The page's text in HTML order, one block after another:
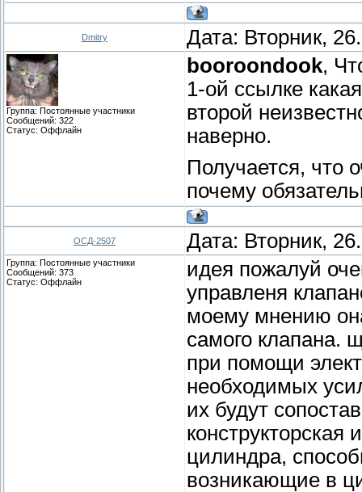
Dmitry Дата: Вторник,
Группа: Постоянные участники
Сообщений: 322
Статус: Оффлайн
booroondook,
1-ой ссылке
второй
наверно.
Получается, что
почему
ОСД-2507 Дата: Вторник,
Группа: Постоянные участники
Сообщений: 373
Статус: Оффлайн
идея пожалуй
управленя
моему мнению
самого клапана.
при помощи
необходимых
их будут
конструкторская
цилиндра,
возникающие в